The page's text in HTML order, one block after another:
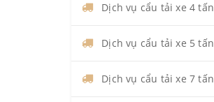
Dịch vụ cẩu tải xe 4 tấn
Dịch vụ cẩu tải xe 5 tấn
Dịch vụ cẩu tải xe 7 tấn